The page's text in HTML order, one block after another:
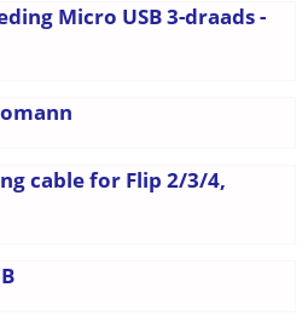
Micro USB 3-draads -
cable for Flip 2/3/4,